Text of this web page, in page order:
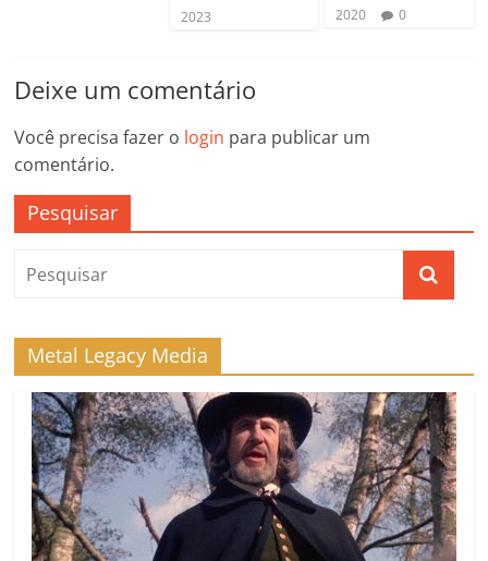
2023
2020
0
Deixe um comentário
Você precisa fazer o login para publicar um
comentário.
Pesquisar
Metal Legacy Media